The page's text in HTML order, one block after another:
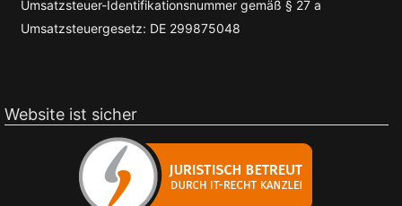
Umsatzsteuer-Identifikationsnummer gemäß § 27 a
Umsatzsteuergesetz: DE 299875048
Website ist sicher